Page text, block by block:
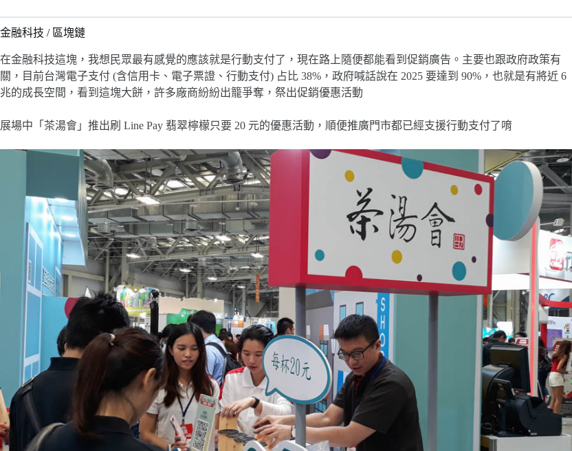
金融科技 / 區塊鏈
在金融科技這塊，我想民眾最有感覺的應該就是行動支付了，現在路上隨便都能看到促銷廣告。主要也跟政府政策有
關，目前台灣電子支付 (含信用卡、電子票證、行動支付) 占比 38%，政府喊話說在 2025 要達到 90%，也就是有將近 6
兆的成長空間，看到這塊大餅，許多廠商紛紛出籠爭奪，祭出促銷優惠活動
展場中「茶湯會」推出刷 Line Pay 翡翠檸檬只要 20 元的優惠活動，順便推廣門市都已經支援行動支付了唷